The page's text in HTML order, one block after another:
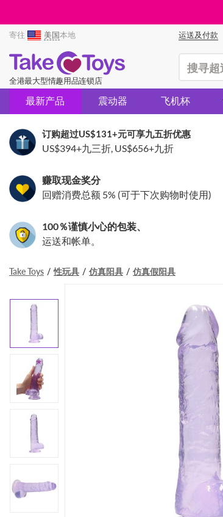
寄往 美国本地 运送及付款
全港最大型情趣用品连锁店
最新产品 震动器 飞机杯
订购超过US$131+元可享九五折优惠
US$394+九三折, US$656+九折
赚取现金奖分
回赠消费总额 5% (可于下次购物时使用)
100％谨慎小心的包装、
运送和帐单。
Take Toys 性玩具 仿真阳具 仿真假阳具